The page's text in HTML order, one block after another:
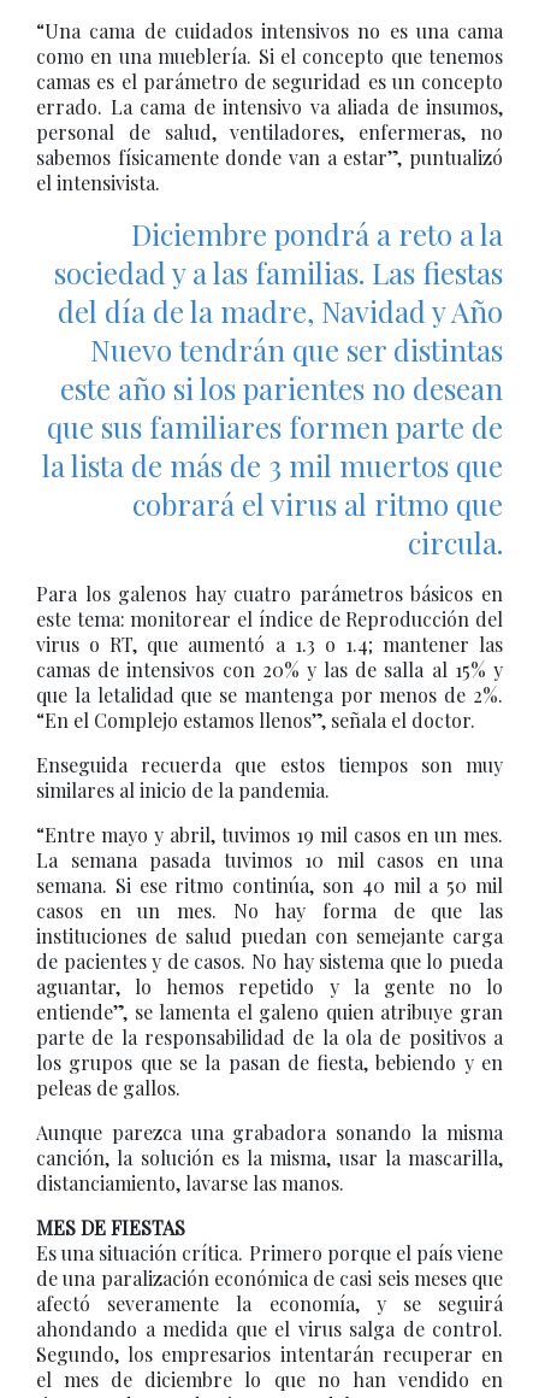
“Una cama de cuidados intensivos no es una cama
como en una mueblería. Si el concepto que tenemos
camas es el parámetro de seguridad es un concepto
errado. La cama de intensivo va aliada de insumos,
personal de salud, ventiladores, enfermeras, no
sabemos físicamente donde van a estar”, puntualizó
el intensivista.
Diciembre pondrá a reto a la
sociedad y a las familias. Las fiestas
del día de la madre, Navidad y Año
Nuevo tendrán que ser distintas
este año si los parientes no desean
que sus familiares formen parte de
la lista de más de 3 mil muertos que
cobrará el virus al ritmo que
circula.
Para los galenos hay cuatro parámetros básicos en
este tema: monitorear el índice de Reproducción del
virus o RT, que aumentó a 1.3 o 1.4; mantener las
camas de intensivos con 20% y las de salla al 15% y
que la letalidad que se mantenga por menos de 2%.
“En el Complejo estamos llenos”, señala el doctor.
Enseguida recuerda que estos tiempos son muy
similares al inicio de la pandemia.
“Entre mayo y abril, tuvimos 19 mil casos en un mes.
La semana pasada tuvimos 10 mil casos en una
semana. Si ese ritmo continúa, son 40 mil a 50 mil
casos en un mes. No hay forma de que las
instituciones de salud puedan con semejante carga
de pacientes y de casos. No hay sistema que lo pueda
aguantar, lo hemos repetido y la gente no lo
entiende”, se lamenta el galeno quien atribuye gran
parte de la responsabilidad de la ola de positivos a
los grupos que se la pasan de fiesta, bebiendo y en
peleas de gallos.
Aunque parezca una grabadora sonando la misma
canción, la solución es la misma, usar la mascarilla,
distanciamiento, lavarse las manos.
MES DE FIESTAS
Es una situación crítica. Primero porque el país viene
de una paralización económica de casi seis meses que
afectó severamente la economía, y se seguirá
ahondando a medida que el virus salga de control.
Segundo, los empresarios intentarán recuperar en
el mes de diciembre lo que no han vendido en